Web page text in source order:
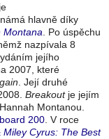
hlavně díky
Montana . Po úspěchu
nazpívala 8
jejího
2007, které
. Její druhé
Breakoutje jejím
Montanou.
200 . V roce
Cyrus: The Best